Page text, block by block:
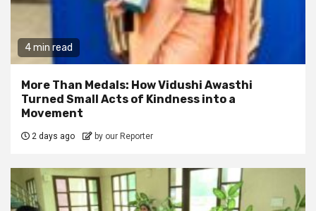
4 min read
More Than Medals: How Vidushi Awasthi
Turned Small Acts of Kindness into a
Movement
2 days ago by our Reporter